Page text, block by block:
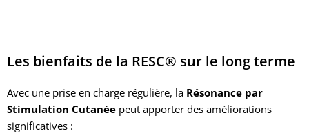
Les bienfaits de la RESC® sur le long terme
Avec une prise en charge régulière, la Résonance par
Stimulation Cutanée peut apporter des améliorations
significatives :